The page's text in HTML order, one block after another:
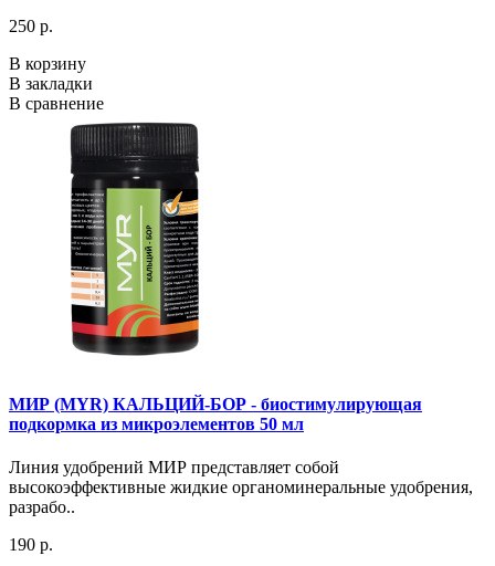
250 р.
В корзину
В закладки
В сравнение
МИР (MYR) КАЛЬЦИЙ-БОР - биостимулирующая
подкормка из микроэлементов 50 мл
Линия удобрений МИР представляет собой
высокоэффективные жидкие органоминеральные удобрения,
разрабо..
190 р.